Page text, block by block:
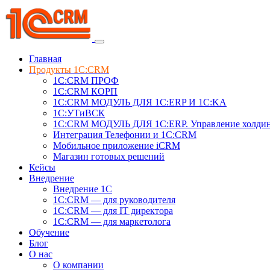
Главная
Продукты 1C:CRM
1С:CRM ПРОФ
1С:CRM КОРП
1С:CRM МОДУЛЬ ДЛЯ 1C:ERP И 1C:KA
1C:УТиВСК
1С:CRM МОДУЛЬ ДЛЯ 1C:ERP. Управление
Интеграция Телефонии и 1C:CRM
Мобильное приложение iCRM
Магазин готовых решений
Кейсы
Внедрение
Внедрение 1C
1С:CRM — для руководителя
1С:CRM — для IT директора
1С:CRM — для маркетолога
Обучение
Блог
О нас
О компании